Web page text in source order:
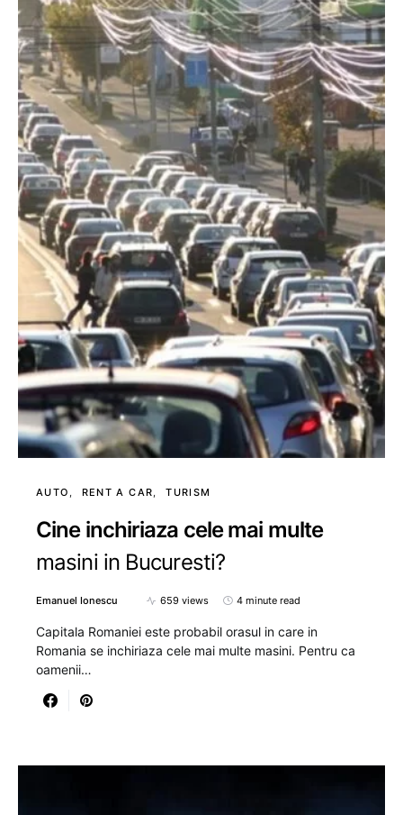
AUTO RENT A CAR TURISM
Cine inchiriaza cele mai multe
masini in Bucuresti?
Emanuel Ionescu 659 views 4 minute read
Capitala Romaniei este probabil orasul in care in
Romania se inchiriaza cele mai multe masini. Pentru ca
oamenii…